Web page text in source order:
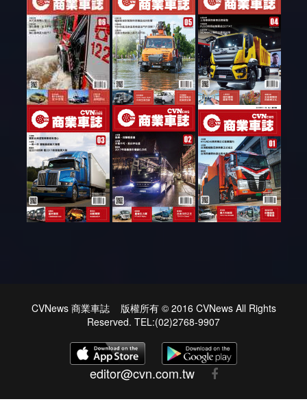
CVNews 商業車誌 版權所有 © 2016 CVNews All Rights
Reserved. TEL:(02)2768-9907
editor@cvn.com.tw